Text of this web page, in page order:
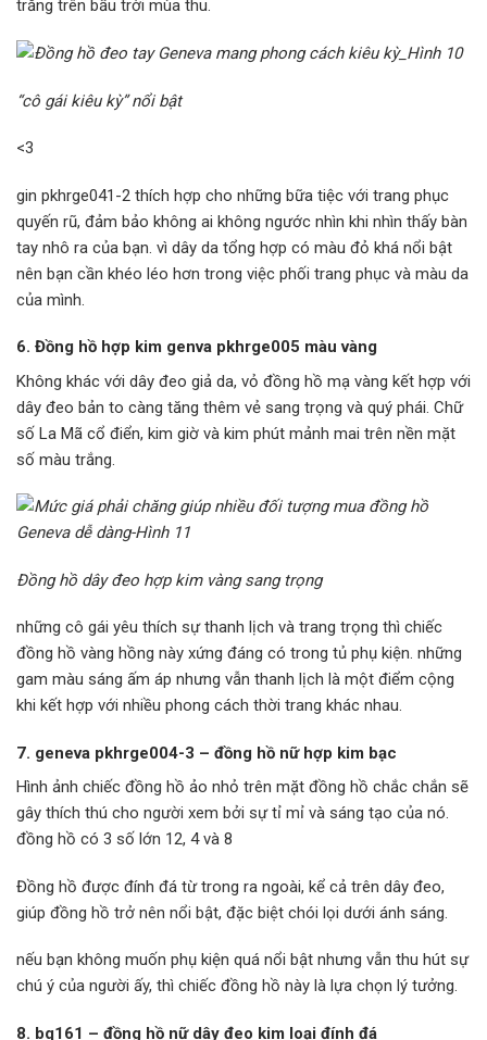
trăng trên bầu trời mùa thu.
“cô gái kiêu kỳ” nổi bật
<3
gin pkhrge041-2 thích hợp cho những bữa tiệc với trang phục
quyến rũ, đảm bảo không ai không ngước nhìn khi nhìn thấy bàn
tay nhô ra của bạn. vì dây da tổng hợp có màu đỏ khá nổi bật
nên bạn cần khéo léo hơn trong việc phối trang phục và màu da
của mình.
6. Đồng hồ hợp kim genva pkhrge005 màu vàng
Không khác với dây đeo giả da, vỏ đồng hồ mạ vàng kết hợp với
dây đeo bản to càng tăng thêm vẻ sang trọng và quý phái. Chữ
số La Mã cổ điển, kim giờ và kim phút mảnh mai trên nền mặt
số màu trắng.
Đồng hồ dây đeo hợp kim vàng sang trọng
những cô gái yêu thích sự thanh lịch và trang trọng thì chiếc
đồng hồ vàng hồng này xứng đáng có trong tủ phụ kiện. những
gam màu sáng ấm áp nhưng vẫn thanh lịch là một điểm cộng
khi kết hợp với nhiều phong cách thời trang khác nhau.
7. geneva pkhrge004-3 – đồng hồ nữ hợp kim bạc
Hình ảnh chiếc đồng hồ ảo nhỏ trên mặt đồng hồ chắc chắn sẽ
gây thích thú cho người xem bởi sự tỉ mỉ và sáng tạo của nó.
đồng hồ có 3 số lớn 12, 4 và 8
Đồng hồ được đính đá từ trong ra ngoài, kể cả trên dây đeo,
giúp đồng hồ trở nên nổi bật, đặc biệt chói lọi dưới ánh sáng.
nếu bạn không muốn phụ kiện quá nổi bật nhưng vẫn thu hút sự
chú ý của người ấy, thì chiếc đồng hồ này là lựa chọn lý tưởng.
8. bq161 – đồng hồ nữ dây đeo kim loại đính đá